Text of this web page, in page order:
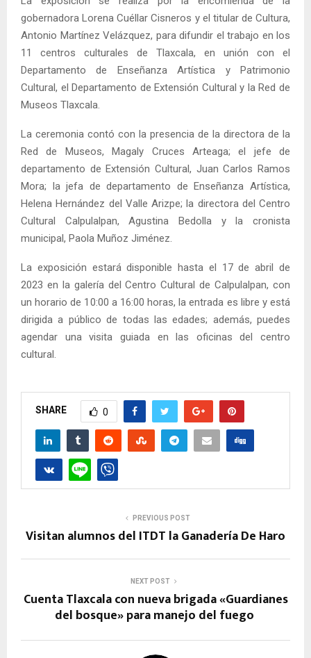
gobernadora Lorena Cuéllar Cisneros y el titular de Cultura,
Antonio Martínez Velázquez, para difundir el trabajo en los
11 centros culturales de Tlaxcala, en unión con el
Departamento de Enseñanza Artística y Patrimonio
Cultural, el Departamento de Extensión Cultural y la Red de
Museos Tlaxcala.
La ceremonia contó con la presencia de la directora de la
Red de Museos, Magaly Cruces Arteaga; el jefe de
departamento de Extensión Cultural, Juan Carlos Ramos
Mora; la jefa de departamento de Enseñanza Artística,
Helena Hernández del Valle Arizpe; la directora del Centro
Cultural Calpulalpan, Agustina Bedolla y la cronista
municipal, Paola Muñoz Jiménez.
La exposición estará disponible hasta el 17 de abril de
2023 en la galería del Centro Cultural de Calpulalpan, con
un horario de 10:00 a 16:00 horas, la entrada es libre y está
dirigida a público de todas las edades; además, puedes
agendar una visita guiada en las oficinas del centro
cultural.
SHARE 0
PREVIOUS POST
Visitan alumnos del ITDT la Ganadería De Haro
NEXT POST
Cuenta Tlaxcala con nueva brigada «Guardianes
del bosque» para manejo del fuego